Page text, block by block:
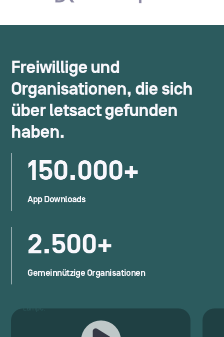
Freiwillige und
Organisationen, die sich
überletsactgefunden
haben.
150.000+
App Downloads
2.500+
Gemeinnützige Organisationen